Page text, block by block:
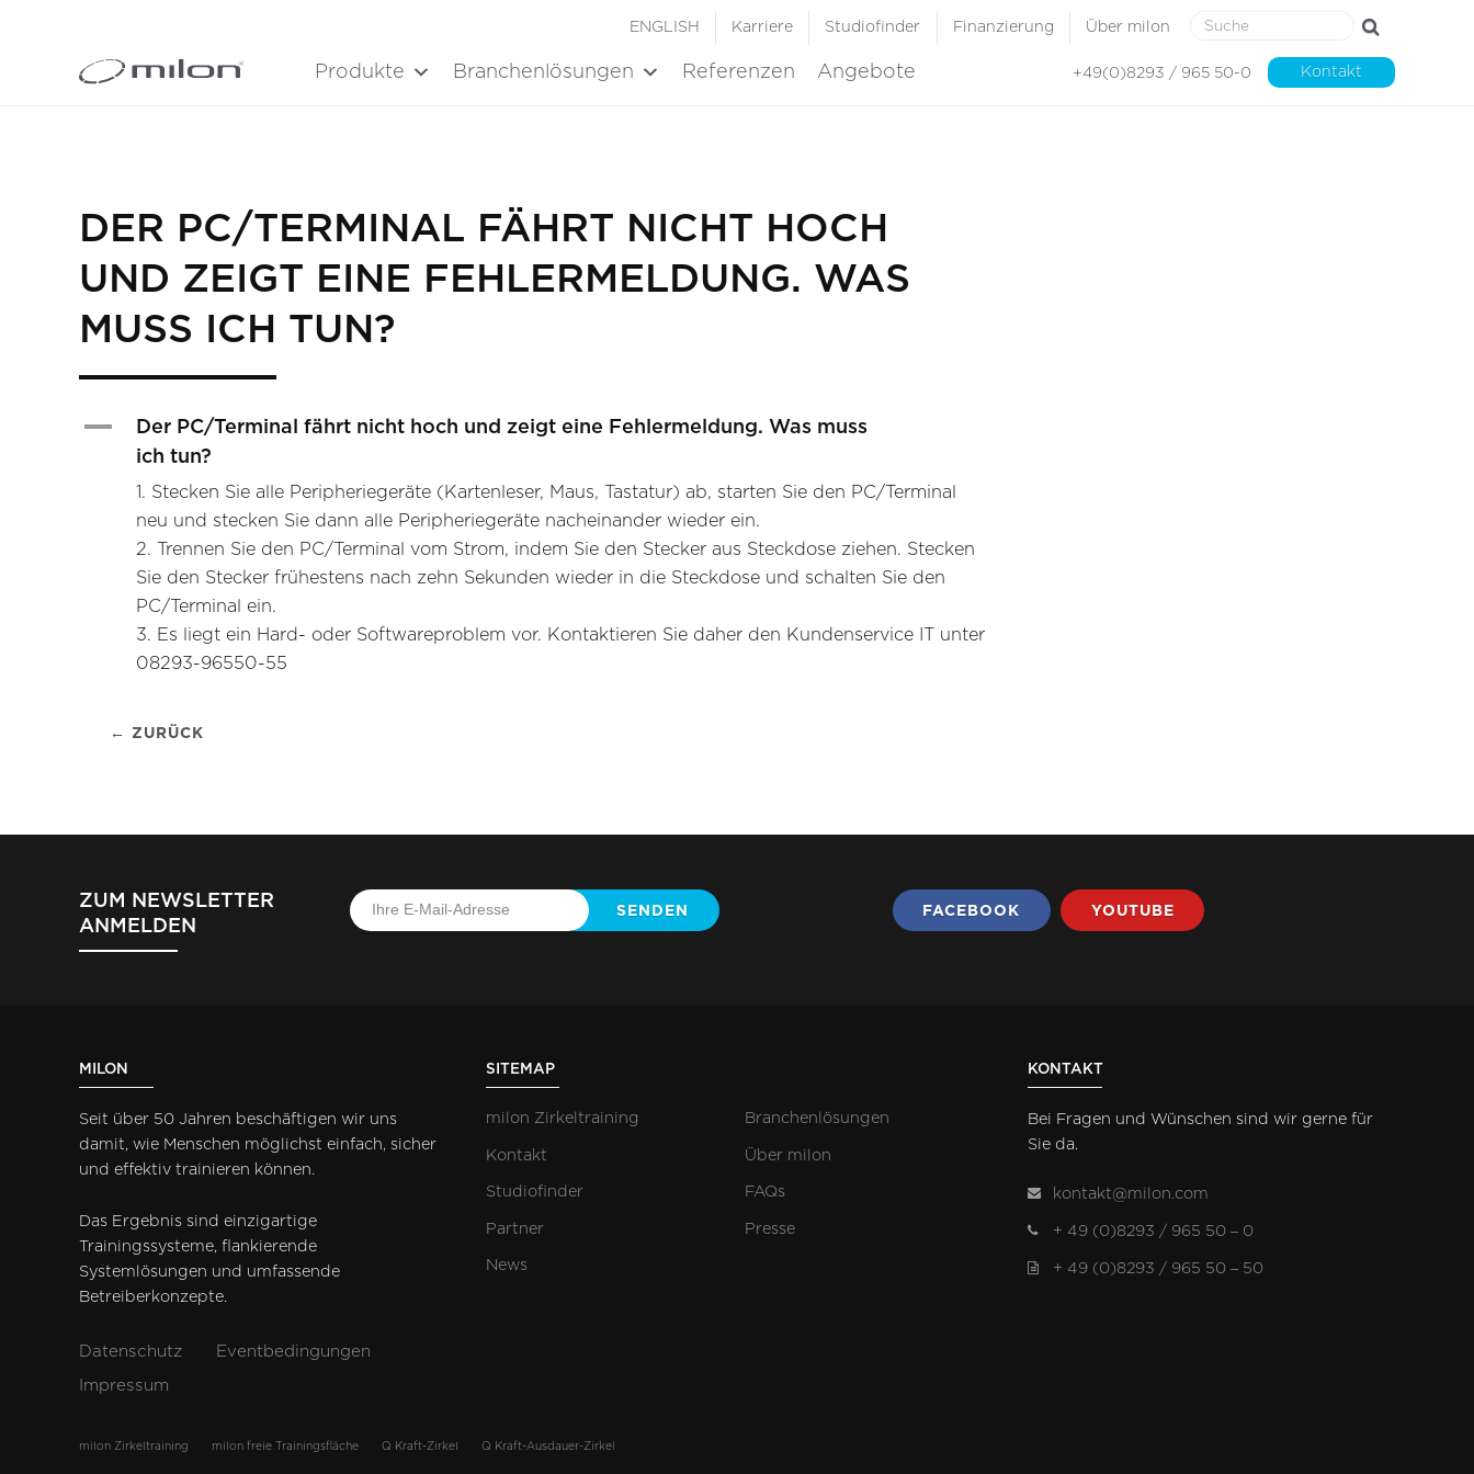
ENGLISH Karriere Studiofinder Finanzierung Über milon
Produkte Branchenlösungen Referenzen Angebote +49(0)8293 / 965 50-0 Kontakt
DER PC/TERMINAL FÄHRT NICHT HOCH
UND ZEIGT EINE FEHLERMELDUNG. WAS
MUSS ICH TUN?
A
Der PC/Terminal fährt nicht hoch und zeigt eine Fehlermeldung. Was muss
ich tun?
1. Stecken Sie alle Peripheriegeräte (Kartenleser, Maus, Tastatur) ab, starten Sie den PC/Terminal
neu und stecken Sie dann alle Peripheriegeräte nacheinander wieder ein.
2. Trennen Sie den PC/Terminal vom Strom, indem Sie den Stecker aus Steckdose ziehen. Stecken
Sie den Stecker frühestens nach zehn Sekunden wieder in die Steckdose und schalten Sie den
PC/Terminal ein.
3. Es liegt ein Hard- oder Softwareproblem vor. Kontaktieren Sie daher den Kundenservice IT unter
08293-96550-55
← ZURÜCK
ZUM NEWSLETTER
ANMELDEN
SENDEN FACEBOOK YOUTUBE
MILON
Seit über 50 Jahren beschäftigen wir uns
damit, wie Menschen möglichst einfach, sicher
und effektiv trainieren können.
Das Ergebnis sind einzigartige
Trainingssysteme, flankierende
Systemlösungen und umfassende
Betreiberkonzepte.
Datenschutz Eventbedingungen
Impressum
SITEMAP
milon Zirkeltraining Branchenlösungen
Kontakt Über milon
Studiofinder FAQs
Partner Presse
News
KONTAKT
Bei Fragen und Wünschen sind wir gerne für
Sie da.
kontakt@milon.com
+ 49 (0)8293 / 965 50 – 0
+ 49 (0)8293 / 965 50 – 50
milon Zirkeltraining milon freie Trainingsfläche Q Kraft-Zirkel Q Kraft-Ausdauer-Zirkel